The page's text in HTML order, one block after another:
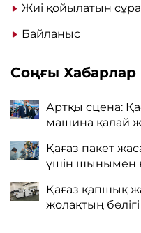
Жиі қойылатын
Байланыс
Соңғы Хабарлар
Артқы сцена:
машина қалай
Қағаз пакет
үшін шынымен
Қағаз қапшық
жолақтың